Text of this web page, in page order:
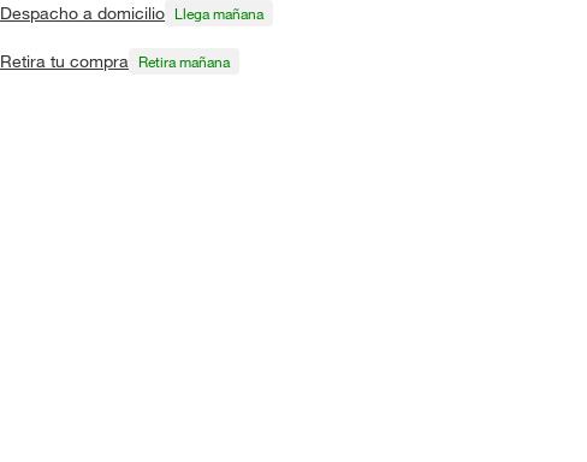
Despacho a domicilio Llega mañana
Retira tu compra Retira mañana